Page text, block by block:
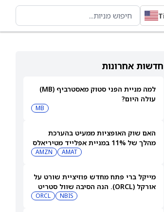
חדשות אחרונות
למה מניית הפני סטוק מאסטרביף (MB)
עולה היום?
MB
האם שוק האופציות ממעיט בהערכת
מהלך של 11% במניית אפלייד מטיריאלס
AMAT
AMZN
מייקל ברי פתח מחדש פוזיציית שורט על
אורקל (ORCL). הנה הסיבה שוול סטריט
NBIS
ORCL